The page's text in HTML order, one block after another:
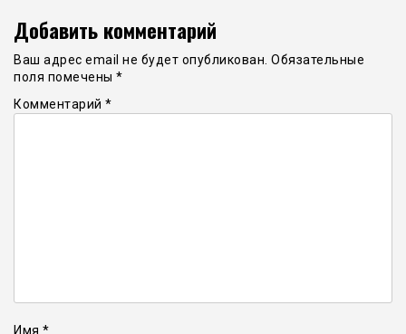
Добавить комментарий
Ваш адрес email не будет опубликован. Обязательные
поля помечены *
Комментарий *
Имя *